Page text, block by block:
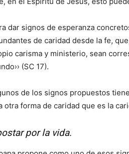
dar signos de esperanza
de caridad desde la fe,
carisma y ministerio, sean
(SC 17).
de los signos propuestos
otra forma de caridad que es la
por la vida.